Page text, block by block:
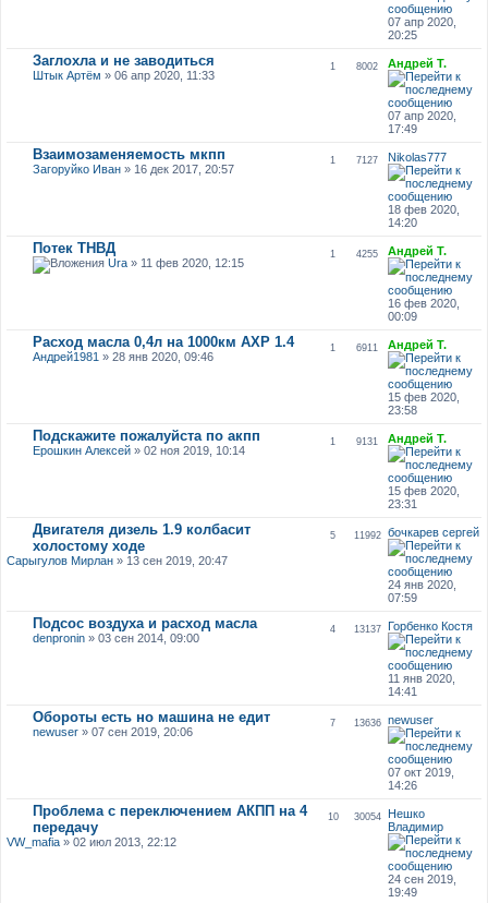
07 апр 2020,
20:25
Заглохла и не заводиться
Штык Артём » 06 апр 2020, 11:33
1 8002 Андрей Т.
07 апр 2020,
17:49
Взаимозаменяемость мкпп
Загоруйко Иван» 16 дек 2017, 20:57
1 7127 Nikolas777
18 фев 2020,
14:20
Потек ТНВД
Ura» 11 фев 2020, 12:15
1 4255 Андрей Т.
16 фев 2020,
00:09
Расход масла 0,4л на 1000км AXP 1.4
Андрей1981 » 28 янв 2020, 09:46
1 6911 Андрей Т.
15 фев 2020,
23:58
Подскажите пожалуйста по акпп
Ерошкин Алексей» 02 ноя 2019, 10:14
1 9131 Андрей Т.
15 фев 2020,
23:31
Двигателя дизель 1.9 колбасит
холостому ходе
Сарыгулов Мирлан» 13 сен 2019, 20:47
5 11992 бочкарев сергей
24 янв 2020,
07:59
Подсос воздуха и расход масла
denpronin» 03 сен 2014, 09:00
4 13137 Горбенко Костя
11 янв 2020,
14:41
Обороты есть но машина не едит
newuser» 07 сен 2019, 20:06
7 13636 newuser
07 окт 2019,
14:26
Проблема с переключением АКПП на 4
передачу
VW_mafia» 02 июл 2013, 22:12
10 30054
Нешко
Владимир
24 сен 2019,
19:49